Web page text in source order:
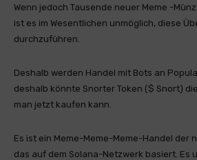
Wenn jedoch Tausende neuer Meme -
ist es im Wesentlichen unmöglich, diese
durchzuführen.
Deshalb werden Handel mit Bots an
deshalb könnte Snorter Token ($ Snort)
man jetzt kaufen kann.
Es ist ein Meme-Meme-Meme-Handel der
das auf dem Solana-Netzwerk basiert. Es